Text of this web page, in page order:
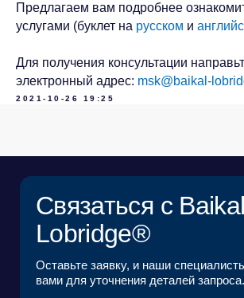
Предлагаем вам подробнее
услугами (буклет на русском и
Для получения консультации
электронный адрес: msk@baikal-
2021-10-26 19:25
ИМЯ*
ФАМИЛИЯ*
КОМПАНИЯ*
EMAIL*
ЗАГРУЗИТЬ ФАЙЛ